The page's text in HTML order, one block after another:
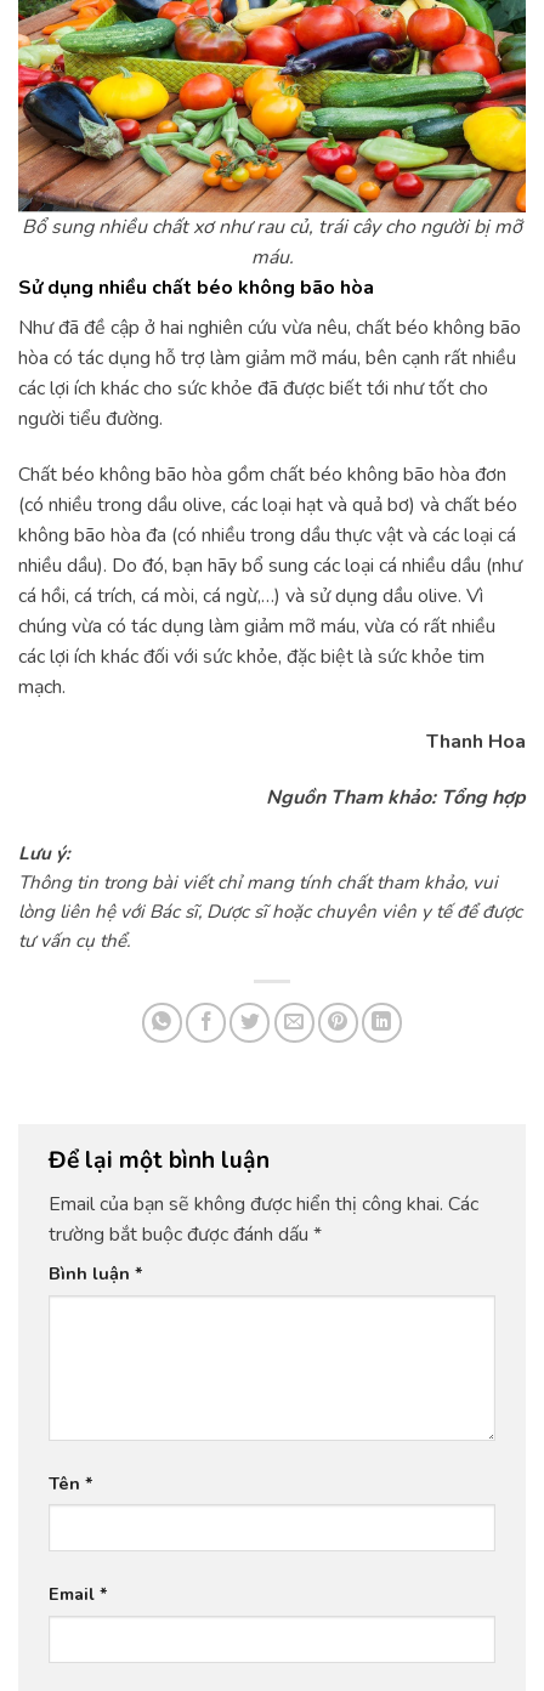
Bổ sung nhiều chất xơ như rau củ, trái cây cho người bị mỡ
máu.
Sử dụng nhiều chất béo không bão hòa
Như đã đề cập ở hai nghiên cứu vừa nêu, chất béo không bão
hòa có tác dụng hỗ trợ làm giảm mỡ máu, bên cạnh rất nhiều
các lợi ích khác cho sức khỏe đã được biết tới như tốt cho
người tiểu đường.
Chất béo không bão hòa gồm chất béo không bão hòa đơn
(có nhiều trong dầu olive, các loại hạt và quả bơ) và chất béo
không bão hòa đa (có nhiều trong dầu thực vật và các loại cá
nhiều dầu). Do đó, bạn hãy bổ sung các loại cá nhiều dầu (như
cá hồi, cá trích, cá mòi, cá ngừ,…) và sử dụng dầu olive. Vì
chúng vừa có tác dụng làm giảm mỡ máu, vừa có rất nhiều
các lợi ích khác đối với sức khỏe, đặc biệt là sức khỏe tim
mạch.
Thanh Hoa
Nguồn Tham khảo: Tổng hợp
Lưu ý:
Thông tin trong bài viết chỉ mang tính chất tham khảo, vui
lòng liên hệ với Bác sĩ, Dược sĩ hoặc chuyên viên y tế để được
tư vấn cụ thể.
Để lại một bình luận
Email của bạn sẽ không được hiển thị công khai. Các
trường bắt buộc được đánh dấu *
Bình luận *
Tên *
Email *